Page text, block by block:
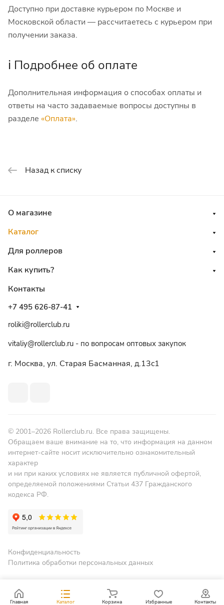
Доступно при доставке курьером по Москве и
Московской области — рассчитаетесь с курьером при
получении заказа.
ℹ️ Подробнее об оплате
Дополнительная информация о способах оплаты и
ответы на часто задаваемые вопросы доступны в
разделе «Оплата».
Назад к списку
О магазине
Каталог
Для роллеров
Как купить?
Контакты
+7 495 626-87-41
roliki@rollerclub.ru
vitaliy@rollerclub.ru - по вопросам оптовых закупок
г. Москва, ул. Старая Басманная, д.13c1
© 2001–2026 Rollerclub.ru. Все права защищены.
Обращаем ваше внимание на то, что информация на данном
интернет-сайте носит исключительно ознакомительный
характер
и ни при каких условиях не является публичной офертой,
определяемой положениями Статьи 437 Гражданского
кодекса РФ.
Конфиденциальность
Политика обработки персональных данных
Главная Каталог Корзина Избранные Контакты